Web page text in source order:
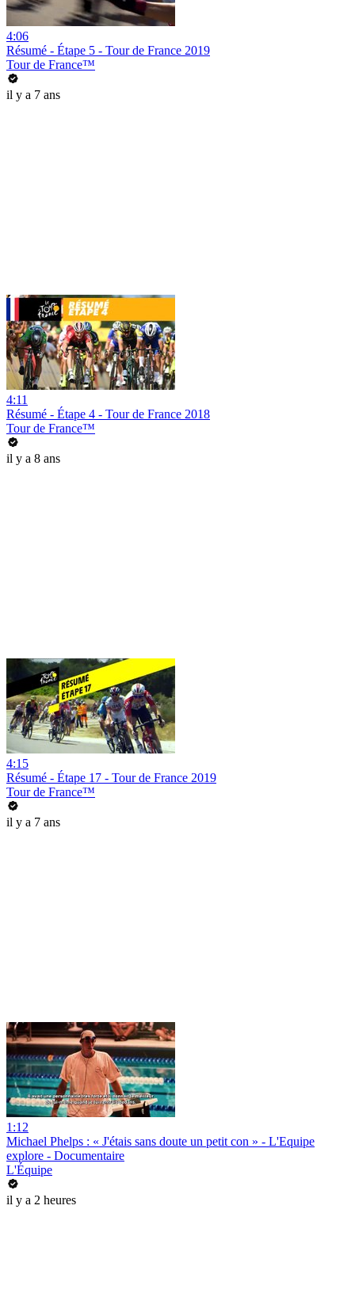
4:06
Résumé - Étape 5 - Tour de France 2019
Tour de France™
il y a 7 ans
4:11
Résumé - Étape 4 - Tour de France 2018
Tour de France™
il y a 8 ans
4:15
Résumé - Étape 17 - Tour de France 2019
Tour de France™
il y a 7 ans
1:12
Michael Phelps : « J'étais sans doute un petit con » - L'Equipe
explore - Documentaire
L'Équipe
il y a 2 heures